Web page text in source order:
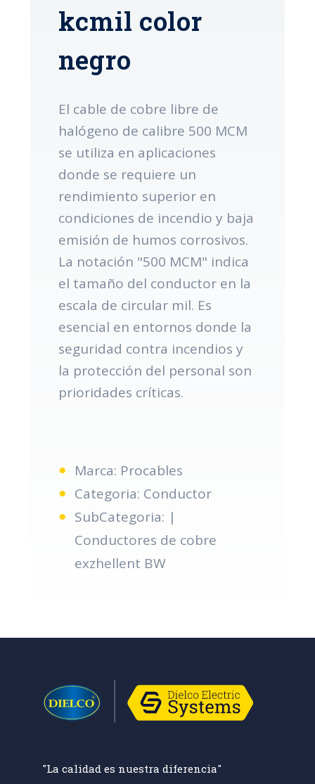
kcmil color
negro
El cable de cobre libre de
halógeno de calibre 500 MCM
se utiliza en aplicaciones
donde se requiere un
rendimiento superior en
condiciones de incendio y baja
emisión de humos corrosivos.
La notación "500 MCM" indica
el tamaño del conductor en la
escala de circular mil. Es
esencial en entornos donde la
seguridad contra incendios y
la protección del personal son
prioridades críticas.
Marca: Procables
Categoria: Conductor
SubCategoria: |
Conductores de cobre
exzhellent BW
"La calidad es nuestra diferencia"